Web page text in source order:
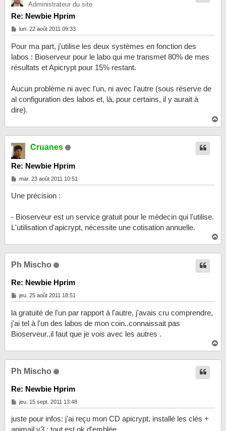
Administrateur du site
Re: Newbie Hprim
M
e
s
a
g
e
lun. 22 août 2011 09:33
Pour ma part, j'utilise les deux systèmes en fonction des
labos : Bioserveur pour le labo qui me transmet 80% de mes
résultats et Apicrypt pour 15% restant.
Aucun problème ni avec l'un, ni avec l'autre (sous réserve de
al configuration des labos et, là, pour certains, il y aurait à
dire).
a
Cruanes
Re: Newbie Hprim
M
e
s
e
mar. 23 août 2011 10:51
Une précision :
- Bioserveur est un service gratuit pour le médecin qui l'utilise.
L'utilisation d'apicrypt, nécessite une cotisation annuelle.
a
Ph Mischo
Re: Newbie Hprim
M
e
s
a
g
e
jeu. 25 août 2011 18:51
la gratuité de l'un par rapport à l'autre, j'avais cru comprendre,
j'ai tel à l'un des labos de mon coin..connaissait pas
Bioserveur..il faut que je vois avec les autres .
a
Ph Mischo
Re: Newbie Hprim
M
e
s
a
jeu. 15 sept. 2011 13:48
juste pour infos: j'ai reçu mon CD apicrypt, installé les clés +